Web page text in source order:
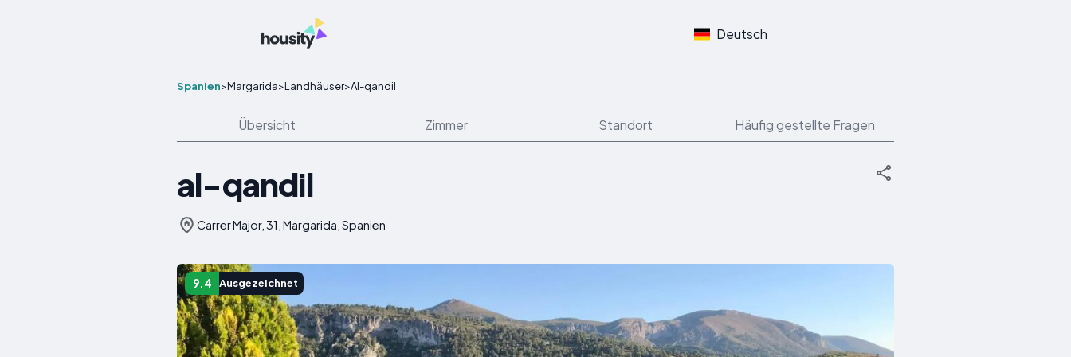
Deutsch
Spanien>Margarida>Landhäuser>Al-qandil
Übersicht Zimmer Standort Häufig gestellte Fragen
al-qandil
Carrer Major, 31, Margarida, Spanien
9.4 Ausgezeichnet